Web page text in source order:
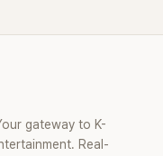
gateway to K-
Real-